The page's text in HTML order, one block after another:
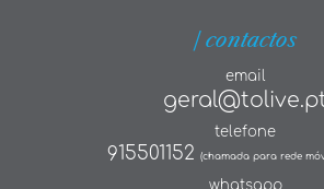
| contactos
email
telefone
915501152 (chamada para rede